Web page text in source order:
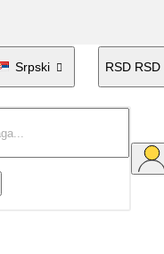
Srpski  RSD RSD